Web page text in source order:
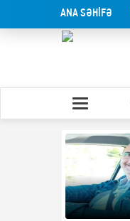
ANA SƏHİFƏ